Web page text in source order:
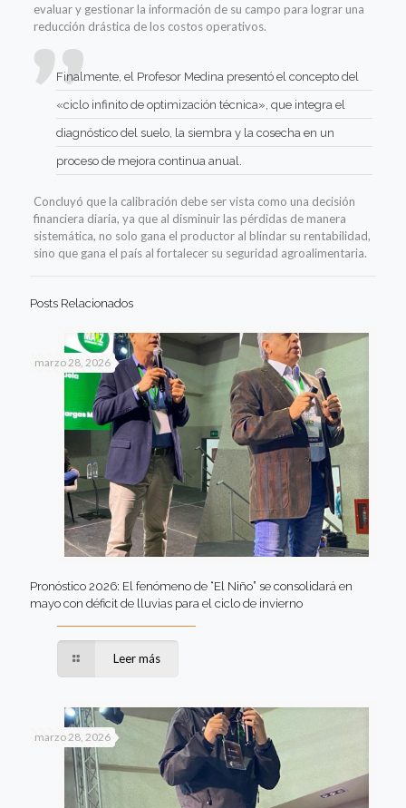
evaluar y gestionar la información de su campo para lograr una
reducción drástica de los costos operativos.
Finalmente, el Profesor Medina presentó el concepto del
«ciclo infinito de optimización técnica», que integra el
diagnóstico del suelo, la siembra y la cosecha en un
proceso de mejora continua anual.
Concluyó que la calibración debe ser vista como una decisión
financiera diaria, ya que al disminuir las pérdidas de manera
sistemática, no solo gana el productor al blindar su rentabilidad,
sino que gana el país al fortalecer su seguridad agroalimentaria.
Posts Relacionados
marzo 28, 2026
Pronóstico 2026: El fenómeno de “El Niño” se consolidará en
mayo con déficit de lluvias para el ciclo de invierno
Leer más
marzo 28, 2026